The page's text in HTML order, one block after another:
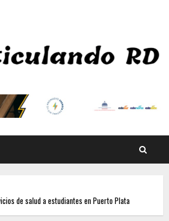
de salud a estudiantes en Puerto Plata